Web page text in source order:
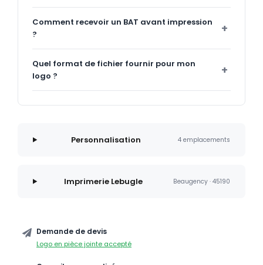
Comment recevoir un BAT avant impression
?
Quel format de fichier fournir pour mon
logo ?
Personnalisation 4 emplacements
Imprimerie Lebugle Beaugency · 45190
Demande de devis
Logo en pièce jointe accepté